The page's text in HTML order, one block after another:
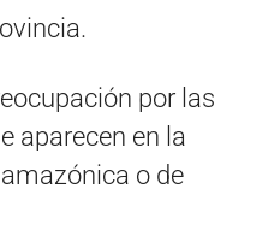
por las
aparecen en la
o de